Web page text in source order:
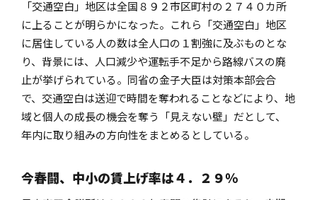
「交通空白」地区は全国８９２市区町村の２７４０カ所
に上ることが明らかになった。これら「交通空白」地区
に居住している人の数は全人口の１割強に及ぶものとな
り、背景には、人口減少や運転手不足から路線バスの廃
止が挙げられている。同省の金子大臣は対策本部会合
で、交通空白は送迎で時間を奪われることなどにより、地
域と個人の成長の機会を奪う「見えない壁」だとして、
年内に取り組みの方向性をまとめるとしている。
今春闘、中小の賃上げ率は４．２９％